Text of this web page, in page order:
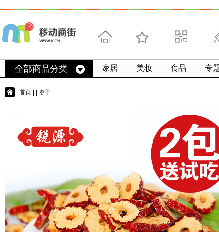
首页 收藏 求扫码 微
全部商品分类 家居 美妆 食品 专
首页 | 枣干